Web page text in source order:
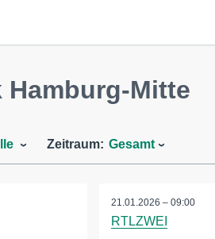
Mitte
Zeitraum: Gesamt
21.01.2026 – 09:00
RTLZWEI